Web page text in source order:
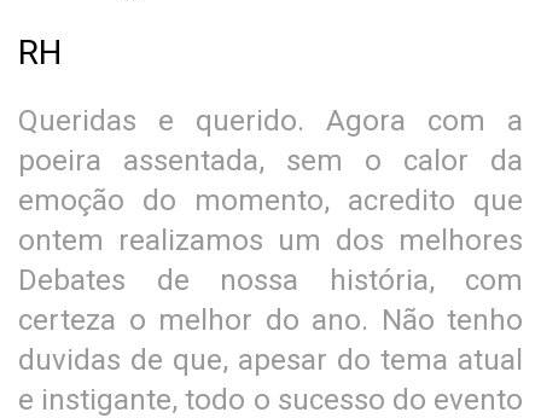
RH
Queridas e querido. Agora com a
poeira assentada, sem o calor da
emoção do momento, acredito que
ontem realizamos um dos melhores
Debates de nossa história, com
certeza o melhor do ano. Não tenho
duvidas de que, apesar do tema atual
e instigante, todo o sucesso do evento